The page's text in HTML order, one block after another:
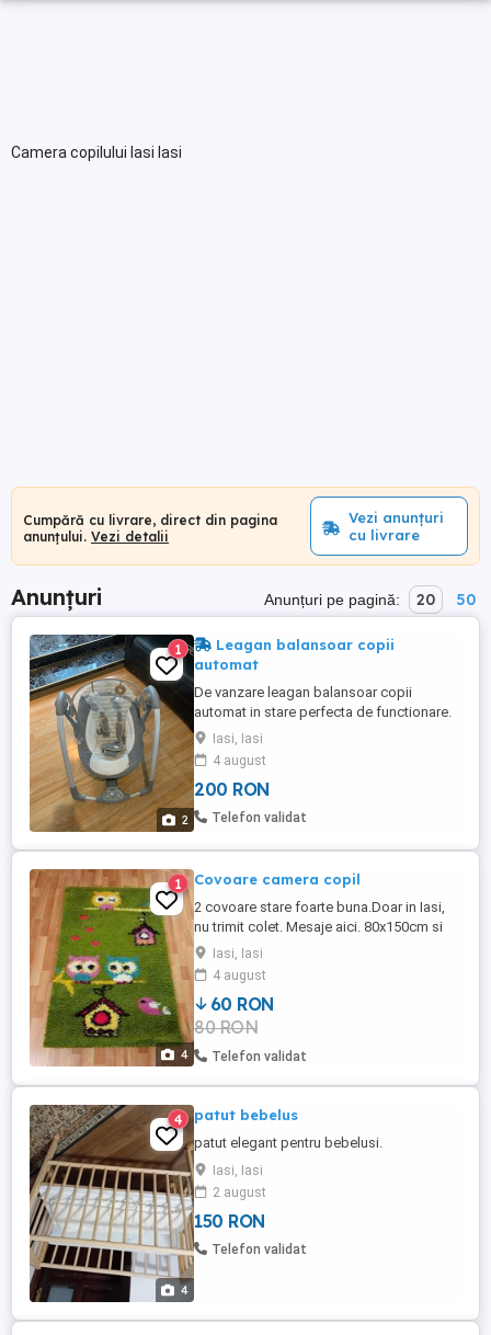
Camera copilului Iasi Iasi
Cumpără cu livrare, direct din pagina
anunțului. Vezi detalii
Vezi anunțuri
cu livrare
Anunțuri Anunțuri pe pagină: 20 50
2
1
Leagan balansoar copii
automat
De vanzare leagan balansoar copii
automat in stare perfecta de functionare.
Lipseste doar capacul de la baterii
Iasi, Iasi
4 august
200 RON
Telefon validat
4
1 Covoare camera copil
2 covoare stare foarte buna.Doar in Iasi,
nu trimit colet. Mesaje aici. 80x150cm si
120x170cm.
Iasi, Iasi
4 august
60 RON
80 RON
Telefon validat
4
4 patut bebelus
patut elegant pentru bebelusi.
Iasi, Iasi
2 august
150 RON
Telefon validat